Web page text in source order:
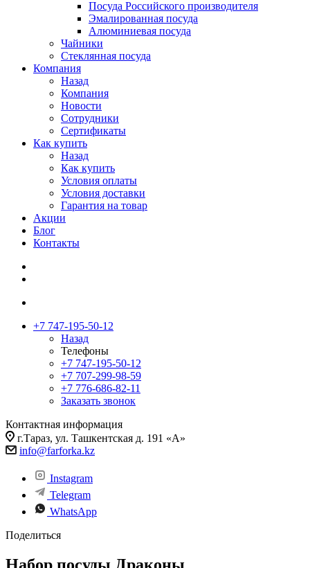
Посуда Российского производителя
Эмалированная посуда
Алюминиевая посуда
Чайники
Стеклянная посуда
Компания
Назад
Компания
Новости
Сотрудники
Сертификаты
Как купить
Назад
Как купить
Условия оплаты
Условия доставки
Гарантия на товар
Акции
Блог
Контакты
+7 747-195-50-12
Назад
Телефоны
+7 747-195-50-12
+7 707-299-98-59
+7 776-686-82-11
Заказать звонок
Контактная информация
г.Тараз, ул. Ташкентская д. 191 «А»
info@farforka.kz
Instagram
Telegram
WhatsApp
Поделиться